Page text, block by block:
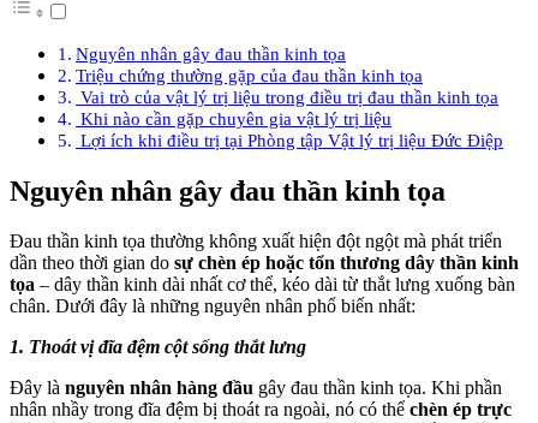
Nguyên nhân gây đau thần kinh tọa
Triệu chứng thường gặp của đau thần kinh tọa
Vai trò của vật lý trị liệu trong điều trị đau thần kinh tọa
Khi nào cần gặp chuyên gia vật lý trị liệu
Lợi ích khi điều trị tại Phòng tập Vật lý trị liệu Đức Điệp
Nguyên nhân gây đau thần kinh tọa
Đau thần kinh tọa thường không xuất hiện đột ngột mà phát triển
dần theo thời gian do sự chèn ép hoặc tổn thương dây thần kinh
tọa – dây thần kinh dài nhất cơ thể, kéo dài từ thắt lưng xuống bàn
chân. Dưới đây là những nguyên nhân phổ biến nhất:
1. Thoát vị đĩa đệm cột sống thắt lưng
Đây là nguyên nhân hàng đầu gây đau thần kinh tọa. Khi phần
nhân nhầy trong đĩa đệm bị thoát ra ngoài, nó có thể chèn ép trực